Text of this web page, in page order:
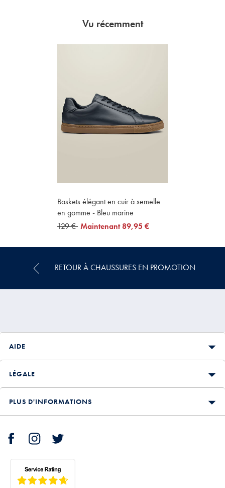
Vu récemment
Baskets élégant en cuir à semelle
en gomme - Bleu marine
was
€
129 € now
€
Maintenant89,95 €
RETOUR À CHAUSSURES EN PROMOTION
AIDE
LÉGALE
PLUS D'INFORMATIONS